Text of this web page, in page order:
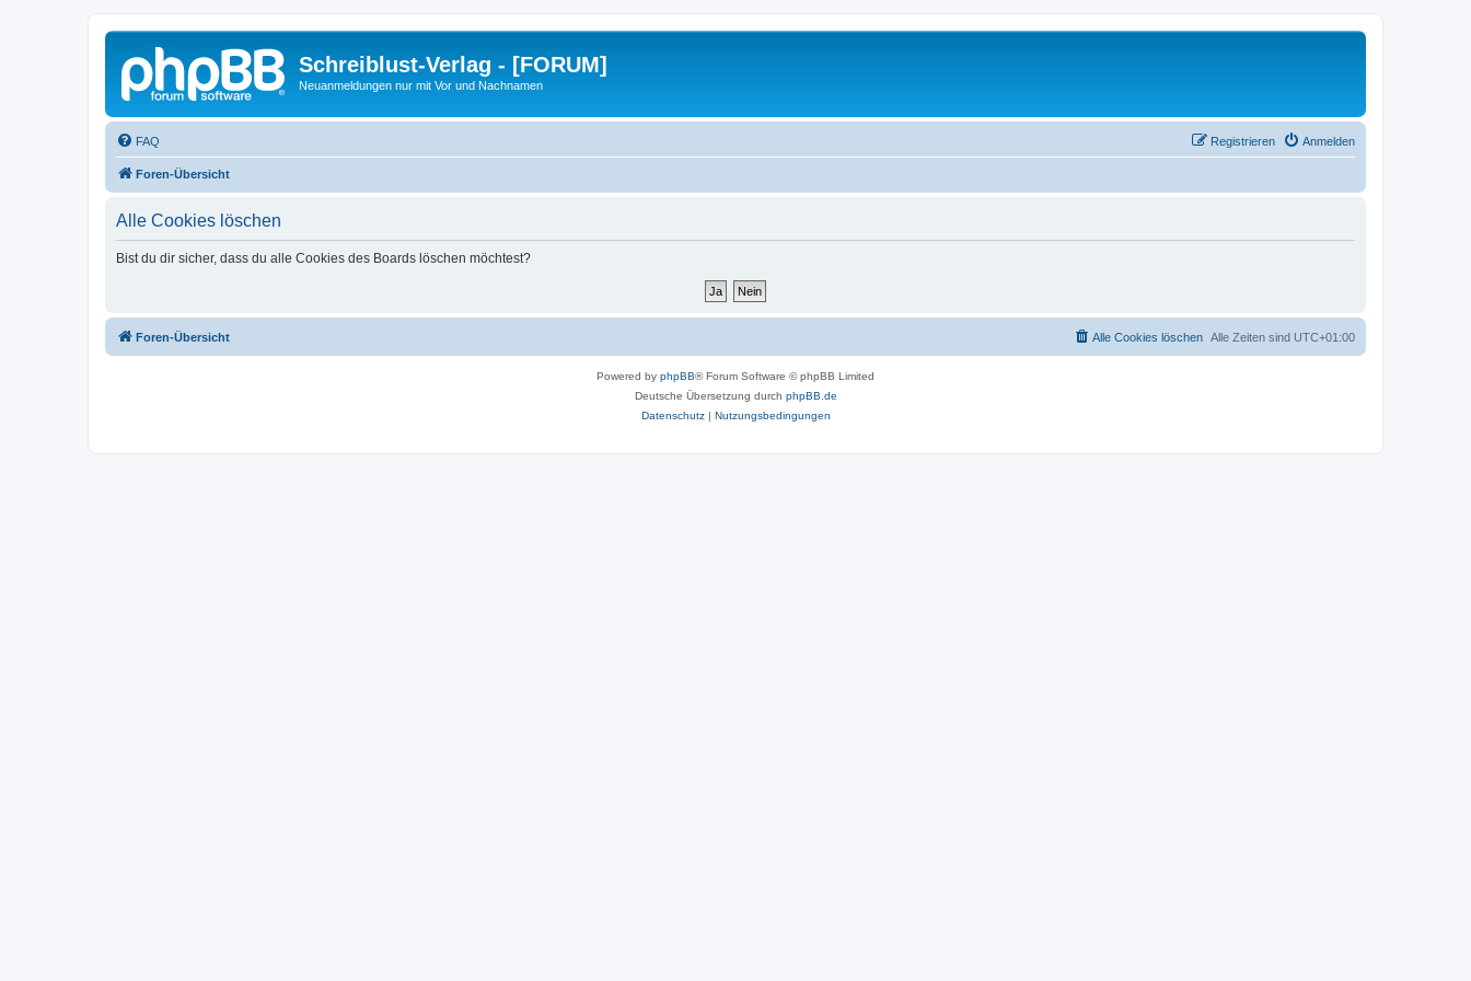
Schreiblust-Verlag - [FORUM]
Neuanmeldungen nur mit Vor und Nachnamen
FAQ Anmelden
Registrieren
Foren-Übersicht
Alle Cookies löschen
Bist du dir sicher, dass du alle Cookies des Boards löschen möchtest?
Foren-Übersicht Alle Zeiten sind UTC+01:00
Alle Cookies löschen
Powered by phpBB® Forum Software © phpBB Limited
Deutsche Übersetzung durch phpBB.de
Datenschutz| Nutzungsbedingungen